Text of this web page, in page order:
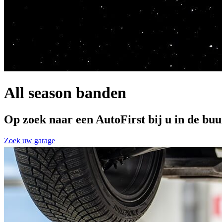
All season banden
Op zoek naar een AutoFirst bij u in de
Zoek uw garage